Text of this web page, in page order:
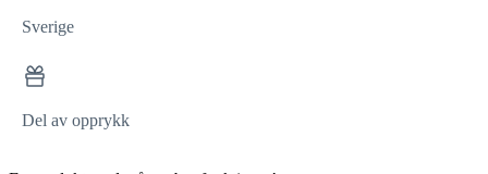
Sverige
Del av opprykk